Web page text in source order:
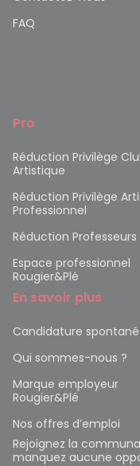
FAQ
Pro
Réduction Privilège
Artistique
Réduction Privilège
Professionnel
Réduction Professeurs
Espace professionnel
Rougier&Plé
En savoir plus
Candidature
Qui sommes-nous ?
Marque employeur
Rougier&Plé
Nos offres d’emploi
Rejoignez la
manquez aucune